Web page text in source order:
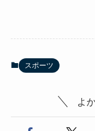
スポーツ
よ